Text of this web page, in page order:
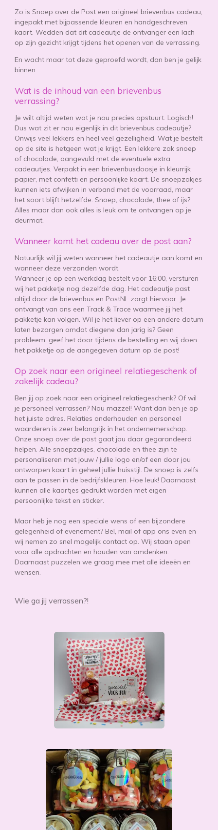
Zo is Snoep over de Post een origineel brievenbus cadeau,
ingepakt met bijpassende kleuren en handgeschreven
kaart. Wedden dat dit cadeautje de ontvanger een lach
op zijn gezicht krijgt tijdens het openen van de verrassing.
En wacht maar tot deze geproefd wordt, dan ben je gelijk
binnen.
Wat is de inhoud van een brievenbus
verrassing?
Je wilt altijd weten wat je nou precies opstuurt. Logisch!
Dus wat zit er nou eigenlijk in dit brievenbus cadeautje?
Onwijs veel lekkers en heel veel gezelligheid. Wat je bestelt
op de site is hetgeen wat je krijgt. Een lekkere zak snoep
of chocolade, aangevuld met de eventuele extra
cadeautjes. Verpakt in een brievenbusdoosje in kleurrijk
papier, met confetti en persoonlijke kaart. De snoepzakjes
kunnen iets afwijken in verband met de voorraad, maar
het soort blijft hetzelfde. Snoep, chocolade, thee of ijs?
Alles maar dan ook alles is leuk om te ontvangen op je
deurmat.
Wanneer komt het cadeau over de post aan?
Natuurlijk wil jij weten wanneer het cadeautje aan komt en
wanneer deze verzonden wordt.
Wanneer je op een werkdag bestelt voor 16:00, versturen
wij het pakketje nog dezelfde dag. Het cadeautje past
altijd door de brievenbus en PostNL zorgt hiervoor. Je
ontvangt van ons een Track & Trace waarmee jij het
pakketje kan volgen. Wil je het liever op een andere datum
laten bezorgen omdat diegene dan jarig is? Geen
probleem, geef het door tijdens de bestelling en wij doen
het pakketje op de aangegeven datum op de post!
Op zoek naar een origineel relatiegeschenk of
zakelijk cadeau?
Ben jij op zoek naar een origineel relatiegeschenk? Of wil
je personeel verrassen? Nou mazzel! Want dan ben je op
het juiste adres. Relaties onderhouden en personeel
waarderen is zeer belangrijk in het ondernemerschap.
Onze snoep over de post gaat jou daar gegarandeerd
helpen. Alle snoepzakjes, chocolade en thee zijn te
personaliseren met jouw / jullie logo en/of een door jou
ontworpen kaart in geheel jullie huisstijl. De snoep is zelfs
aan te passen in de bedrijfskleuren. Hoe leuk! Daarnaast
kunnen alle kaartjes gedrukt worden met eigen
persoonlijke tekst en sticker.
Maar heb je nog een speciale wens of een bijzondere
gelegenheid of evenement? Bel, mail of app ons even en
wij nemen zo snel mogelijk contact op. Wij staan open
voor alle opdrachten en houden van omdenken.
Daarnaast puzzelen we graag mee met alle ideeën en
wensen.
Wie ga jij verrassen?!